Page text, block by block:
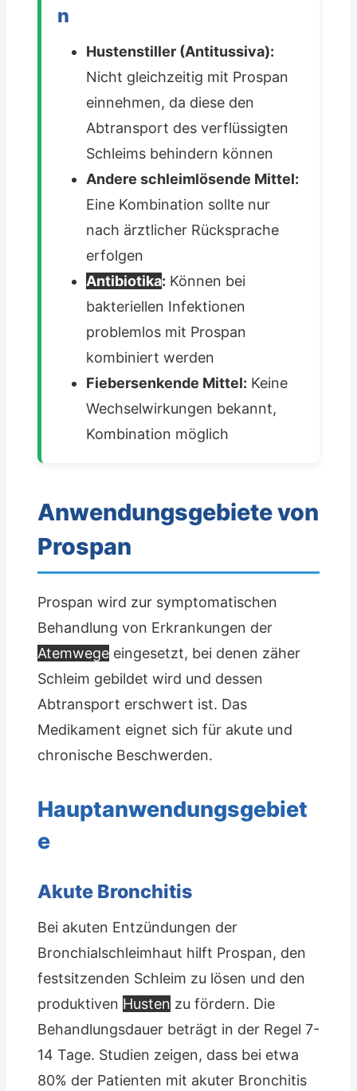
n
Hustenstiller (Antitussiva):
Nicht gleichzeitig mit Prospan
einnehmen, da diese den
Abtransport des verflüssigten
Schleims behindern können
Andere schleimlösende Mittel:
Eine Kombination sollte nur
nach ärztlicher Rücksprache
erfolgen
Antibiotika: Können bei
bakteriellen Infektionen
problemlos mit Prospan
kombiniert werden
Fiebersenkende Mittel: Keine
Wechselwirkungen bekannt,
Kombination möglich
Anwendungsgebiete von
Prospan
Prospan wird zur symptomatischen
Behandlung von Erkrankungen der
Atemwege eingesetzt, bei denen zäher
Schleim gebildet wird und dessen
Abtransport erschwert ist. Das
Medikament eignet sich für akute und
chronische Beschwerden.
Hauptanwendungsgebiet
e
Akute Bronchitis
Bei akuten Entzündungen der
Bronchialschleimhaut hilft Prospan, den
festsitzenden Schleim zu lösen und den
produktiven Husten zu fördern. Die
Behandlungsdauer beträgt in der Regel 7-
14 Tage. Studien zeigen, dass bei etwa
80% der Patienten mit akuter Bronchitis